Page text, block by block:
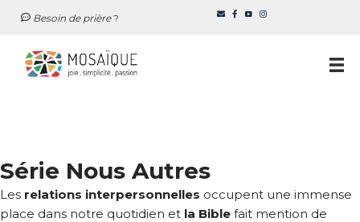
au
contenu
Besoin de prière?
Série Nous Autres
Les relations interpersonnelles occupent une immense
place dans notre quotidien et la Bible fait mention de